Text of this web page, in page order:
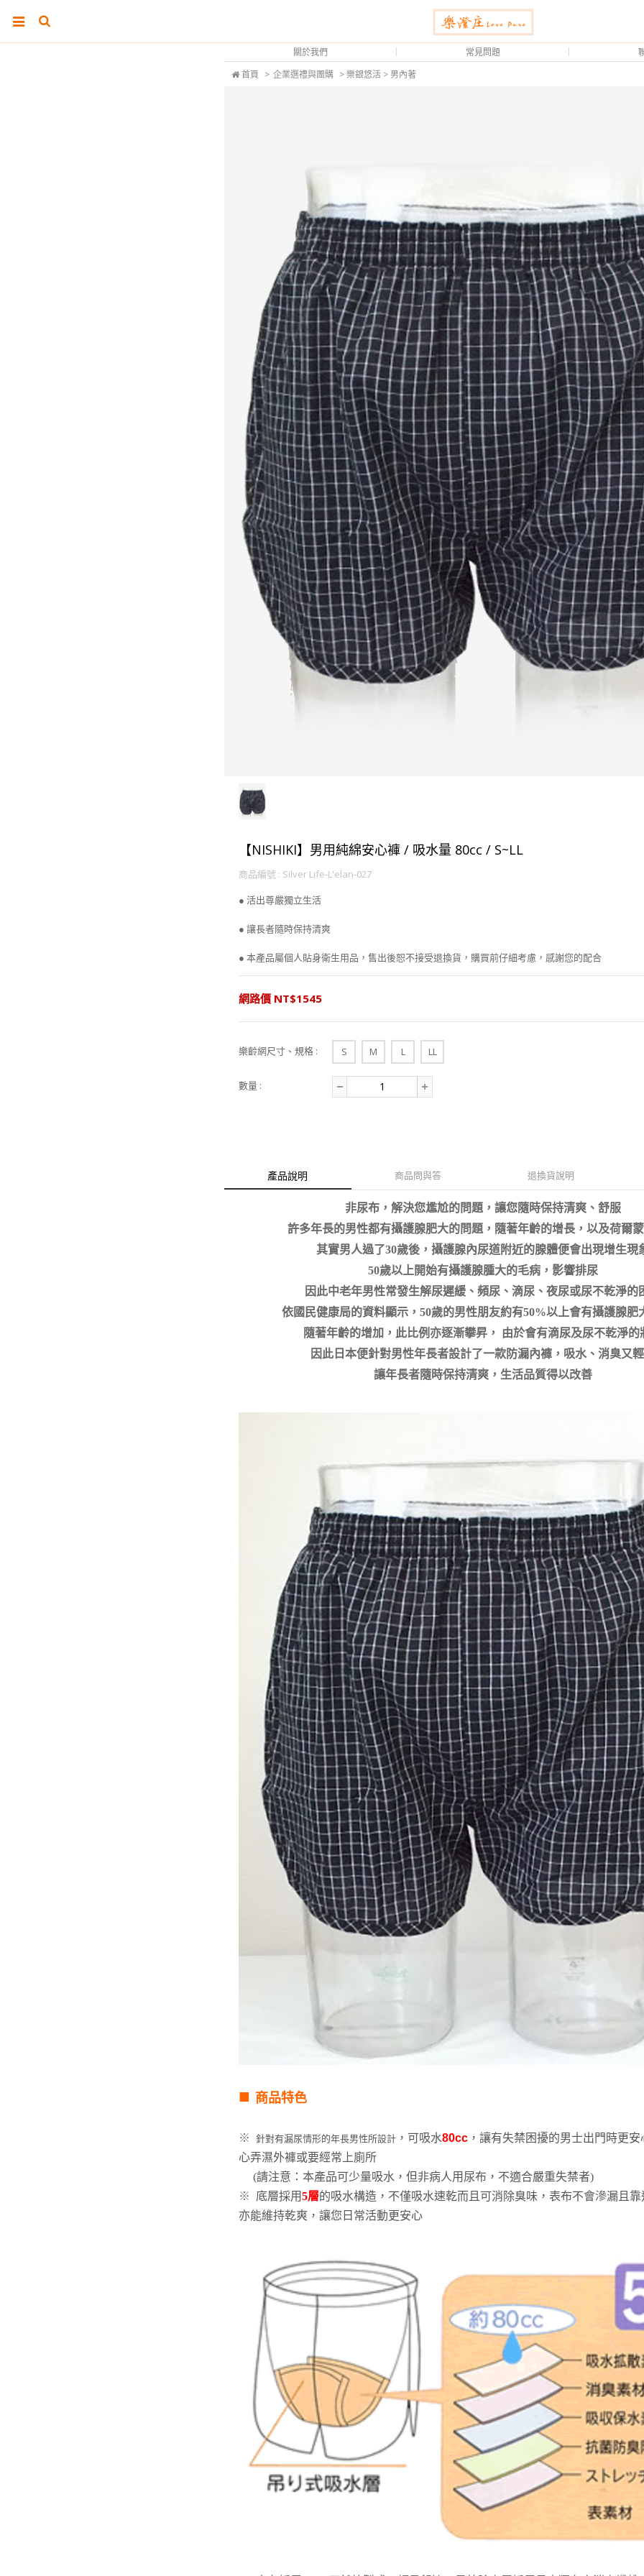
關於我們 常見問題
首頁 > 企業選禮與團購 > 樂銀悠活 > 男內著
【NISHIKI】男用純綿安心褲 / 吸水量 80cc / S~LL
商品編號 : Silver Life-L'elan-027
● 活出尊嚴獨立生活
● 讓長者隨時保持清爽
● 本產品屬個人貼身衛生用品，售出後恕不接受退換貨，購買前仔細考慮，感謝您的配合
網路價 NT$1545
樂齡網尺寸、規格 : S M L LL
數量 :
產品說明 商品問與答 退換貨說明
非尿布，解決您尷尬的問題，讓您隨時保持清爽、舒服
許多年長的男性都有攝護腺肥大的問題，隨著年齡的增長，以及荷爾
其實男人過了30歲後，攝護腺內尿道附近的腺體便會出現增生現
50歲以上開始有攝護腺腫大的毛病，影響排尿
因此中老年男性常發生解尿遲緩、頻尿、滴尿、夜尿或尿不乾淨的
依國民健康局的資料顯示，50歲的男性朋友約有50%以上會有攝護腺肥
隨著年齡的增加，此比例亦逐漸攀昇，
由於會有滴尿及尿不乾淨的
因此日本便針對男性年長者設計了一款防漏內褲，吸水、消臭又
讓年長者隨時保持清爽，生活品質得以改善
■ 商品特色
※ 針對有漏尿情形的年長男性所設計 ，可吸水80cc ， 讓有失禁困擾的男士出門時更
心弄濕外褲或要經常上廁所
(請注意：本產品可少量吸水，但非病人用尿布，不適合嚴重失禁者)
※
底層採用5層的吸水構造， 不僅吸水速乾而且可消除臭味，表布不會滲漏且
亦能維持乾爽，讓您日常活動更安心